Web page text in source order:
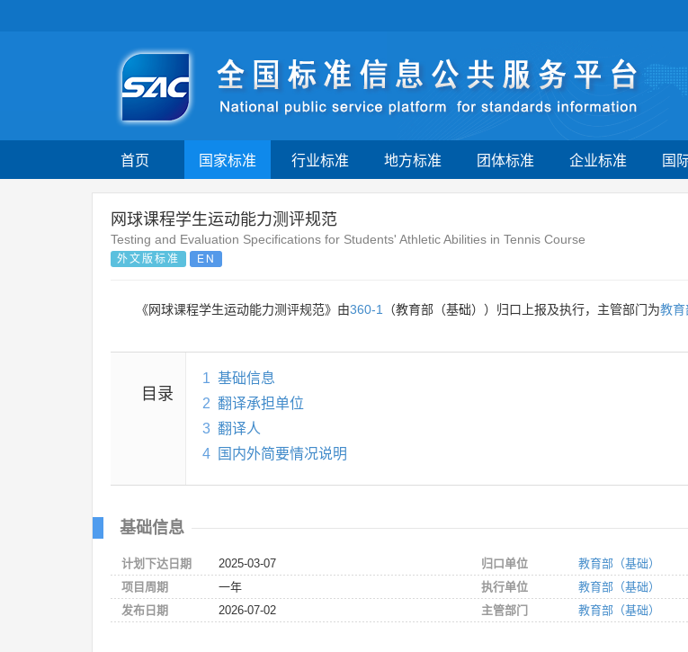
首页 国家标准 行业标准 地方标准 团体标准 企业标准 国
网球课程学生运动能力测评规范
Testing and Evaluation Specifications for Students' Athletic Abilities in Tennis Course
外文版标准 EN
《网球课程学生运动能力测评规范》由360-1 （教育部（基础））归口上报及执行，主管部门为教育
目录
1 基础信息
2 翻译承担单位
3 翻译人
4
国内外简要情况说明
基础信息
计划下达日期
2025-03-07
项目周期
一年
发布日期
2026-07-02
归口单位
教育部（基础）
执行单位
教育部（基础）
主管部门
教育部（基础）